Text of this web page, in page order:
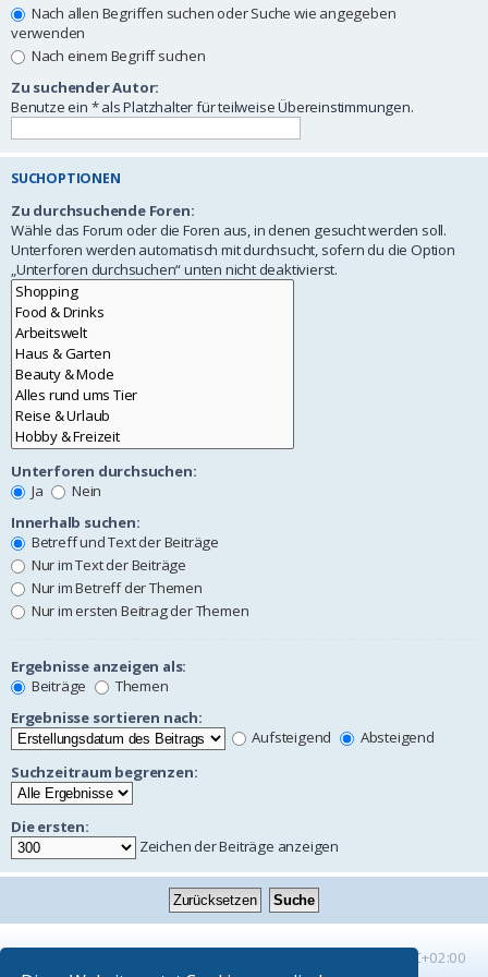
Nach allen Begriffen suchen oder Suche wie angegeben
verwenden
Nach einem Begriff suchen
Zu suchender Autor:
Benutze ein * als Platzhalter für teilweise Übereinstimmungen.
SUCHOPTIONEN
Zu durchsuchende Foren:
Wähle das Forum oder die Foren aus, in denen gesucht werden soll.
Unterforen werden automatisch mit durchsucht, sofern du die Option
„Unterforen durchsuchen“ unten nicht deaktivierst.
Unterforen durchsuchen:
Ja
Nein
Innerhalb suchen:
Betreff und Text der Beiträge
Nur im Text der Beiträge
Nur im Betreff der Themen
Nur im ersten Beitrag der Themen
Ergebnisse anzeigen als:
Beiträge
Themen
Ergebnisse sortieren nach:
Aufsteigend
Absteigend
Suchzeitraum begrenzen:
Die ersten:
Zeichen der Beiträge anzeigen
UTC+02:00